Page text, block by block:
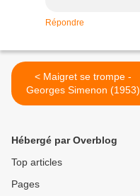
Répondre
< Maigret se trompe -
Georges Simenon (1953)
Hébergé par Overblog
Top articles
Pages